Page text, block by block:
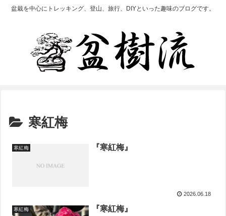
盆栽を中心にトレッキング、登山、旅行、DIYといった趣味のブログです。
寒紅梅
寒紅梅 『寒紅梅』
2026.06.18
寒紅梅 『寒紅梅』